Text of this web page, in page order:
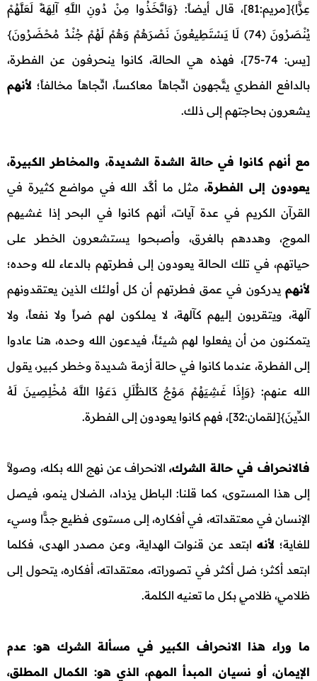
عِزًّا}[مريم:81]، قال أيضاً: {وَاتَّخَذُوا مِنْ دُونِ اللَّهِ آلِهَةً لَعَلَّهُمْ
يُنْصَرُونَ (74) لَا يَسْتَطِيعُونَ نَصْرَهُمْ وَهُمْ لَهُمْ جُنْدٌ مُحْضَرُونَ}
[يس: 74-75]، فهذه هي الحالة، كانوا ينحرفون عن الفطرة،
بالدافع الفطري يتَّجهون اتِّجاهاً معاكساً، اتِّجاهاً مخالفاً؛ لأنهم
يشعرون بحاجتهم إلى ذلك.
مع أنهم كانوا في حالة الشدة الشديدة، والمخاطر الكبيرة،
يعودون إلى الفطرة،مثل ما أكَّد الله في مواضع كثيرة في
القرآن الكريم في عدة آيات، أنهم كانوا في البحر إذا غشيهم
الموج، وهددهم بالغرق، وأصبحوا يستشعرون الخطر على
حياتهم، في تلك الحالة يعودون إلى فطرتهم بالدعاء لله وحده؛
لأنهميدركون في عمق فطرتهم أن كل أولئك الذين يعتقدونهم
آلهة، ويتقربون إليهم كآلهة، لا يملكون لهم ضراً ولا نفعاً، ولا
يتمكنون من أن يفعلوا لهم شيئاً، فيدعون الله وحده، هنا عادوا
إلى الفطرة، عندما كانوا في حالة أزمة شديدة وخطر كبير، يقول
الله عنهم: {وَإِذَا غَشِيَهُمْ مَوْجٌ كَالظُّلَلِ دَعَوُا اللَّهَ مُخْلِصِينَ لَهُ
الدِّينَ}[لقمان:32]، فهم كانوا يعودون إلى الفطرة.
فالانحراف في حالة الشرك،الانحراف عن نهج الله بكله، وصولاً
إلى هذا المستوى، كما قلنا: الباطل يزداد، الضلال ينمو، فيصل
الإنسان في معتقداته، في أفكاره، إلى مستوى فظيع جدًّا وسيء
للغاية؛ لأنهابتعد عن قنوات الهداية، وعن مصدر الهدى، فكلما
ابتعد أكثر؛ ضل أكثر في تصوراته، معتقداته، أفكاره، يتحول إلى
ظلاميٍ، ظلاميٍ بكل ما تعنيه الكلمة.
ما وراء هذا الانحراف الكبير في مسألة الشرك هو: عدم
الإيمان، أو نسيان المبدأ المهم، الذي هو: الكمال المطلق،